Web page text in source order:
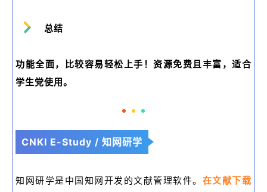
总结
功能全面，比较容易轻松上手！资源免费且丰富，适合
学生党使用。
CNKI E-Study / 知网研学
知网研学是中国知网开发的文献管理软件。 在文献下载